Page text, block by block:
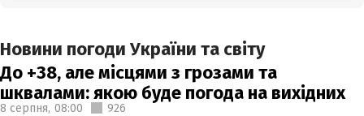
Новини погоди України та світу
До +38, але місцями з грозами та
шквалами: якою буде погода на вихідних
8 серпня, 08:00 926